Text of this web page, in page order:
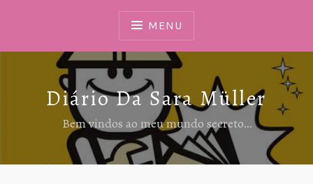
MENU
Diário Da Sara Müller
Bem vindos ao meu mundo secreto…